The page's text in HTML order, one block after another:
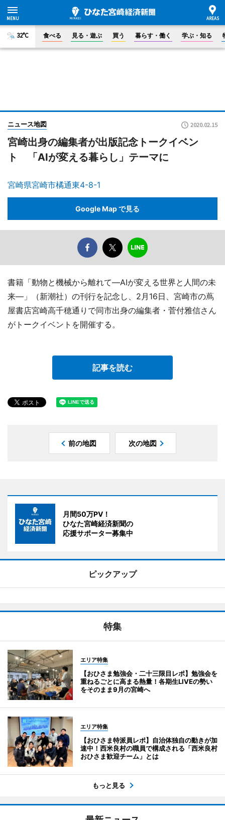
32°C 食べる 見る・遊ぶ 買う 暮らす・働く 学ぶ・知る
ニュース地図 2020.02.15
宮崎出身の編集者が出版記念トークイベン
ト 「AIが変える暮らし」テーマに
宮崎県宮崎市橘通東4-8-1
Google Map で見る
書籍「動物と機械から離れて―AIが変える世界と人間の未
来―」（新潮社）の刊行を記念し、2月16日、宮崎市の蔦
屋書店宮崎高千穂通りで同市出身の編集者・菅付雅信さん
がトークイベントを開催する。
記事を読む
前の地図 次の地図
月間50万PV！
ひなた宮崎経済新聞の
応援サポーター募集中
ピックアップ
特集
エリア特集
【おひさま勉強会・二十三限目レポ】勉強会を
重ねるごとに高まる熱量！各期生LIVEの勢い
をそのまま9月の宮崎へ
エリア特集
【おひさま特派員レポ】自治体独自の動きが加
速中！西米良村の職員で構成される「西米良村
おひさま歓迎チーム」とは
もっと見る